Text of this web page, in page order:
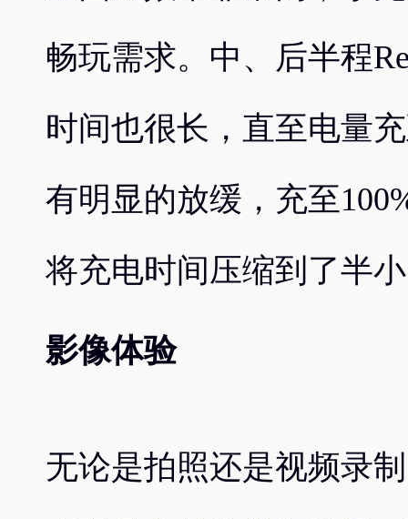
畅玩需求。中、后半程
时间也很长，直至电量
有明显的放缓，充至
将充电时间压缩到了半
影像体验
无论是拍照还是视频录制